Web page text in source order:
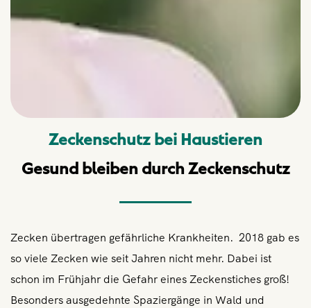
Zeckenschutz bei Haustieren
Gesund bleiben durch Zeckenschutz
Zecken übertragen gefährliche Krankheiten. 2018 gab es
so viele Zecken wie seit Jahren nicht mehr. Dabei ist
schon im Frühjahr die Gefahr eines Zeckenstiches groß!
Besonders ausgedehnte Spaziergänge in Wald und